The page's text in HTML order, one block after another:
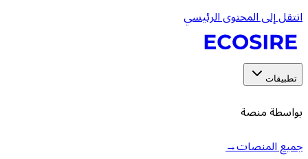
انتقل إلى المحتوى الرئيسي
تطبيقات
بواسطة منصة
جميع المنصات→